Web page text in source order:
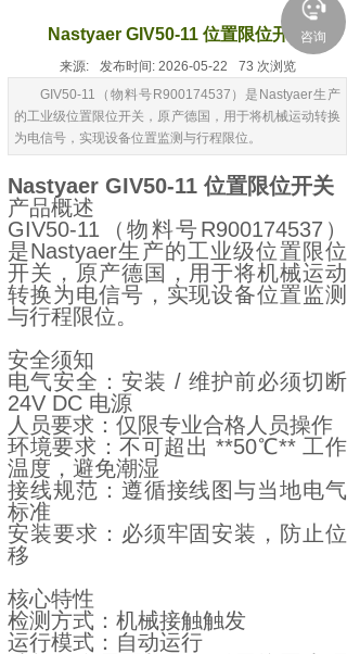
Nastyaer GIV50-11 位置限位开关
来源: 发布时间: 2026-05-22 73 次浏览
GIV50-11（物料号R900174537）是Nastyaer生产
的工业级位置限位开关，原产德国，用于将机械运动转换
为电信号，实现设备位置监测与行程限位。
Nastyaer GIV50-11 位置限位开关
产品概述
GIV50-11（物料号R900174537）
是Nastyaer生产的工业级位置限位
开关，原产德国，用于将机械运动
转换为电信号，实现设备位置监测
与行程限位。
安全须知
电气安全：安装 / 维护前必须切断
24V DC 电源
人员要求：仅限专业合格人员操作
环境要求：不可超出 **50℃** 工作
温度，避免潮湿
接线规范：遵循接线图与当地电气
标准
安装要求：必须牢固安装，防止位
移
核心特性
检测方式：机械接触触发
运行模式：自动运行
咨询